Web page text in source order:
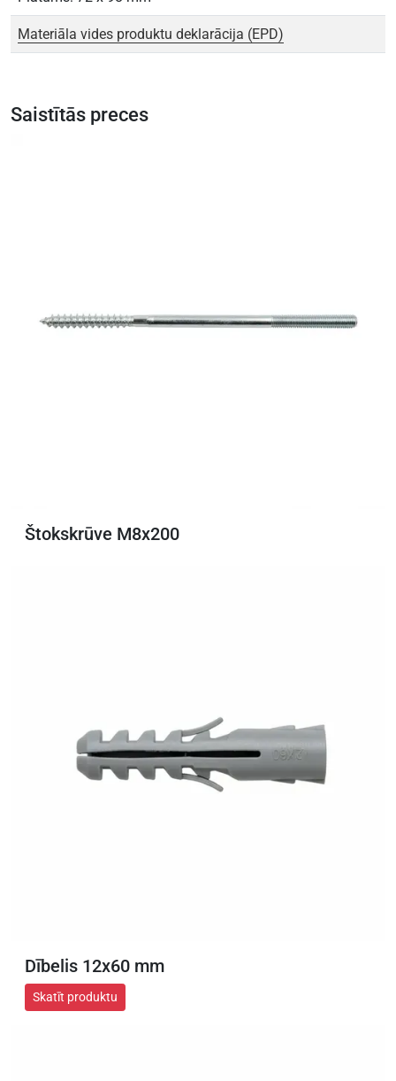
Materiāla vides produktu deklarācija (EPD)
Saistītās preces
Štokskrūve M8x200
Dībelis 12x60 mm
Skatīt produktu